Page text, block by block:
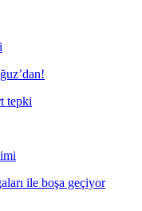
tepki
ile boşa geçiyor